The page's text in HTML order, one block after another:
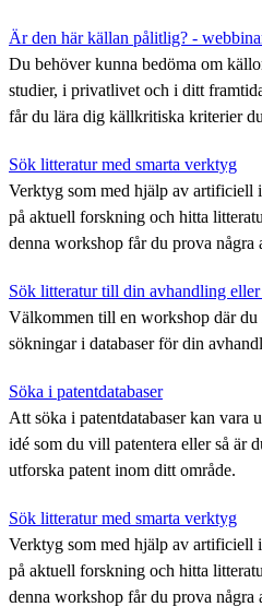
Är den här källan pålitlig? -
Du behöver kunna bedöma om
studier, i privatlivet och i ditt
får du lära dig källkritiska kriterier
Sök litteratur med smarta verktyg
Verktyg som med hjälp av artificiell
på aktuell forskning och hitta
denna workshop får du prova några
Sök litteratur till din avhandling
Välkommen till en workshop där du
sökningar i databaser för din
Söka i patentdatabaser
Att söka i patentdatabaser kan vara
idé som du vill patentera eller så är
utforska patent inom ditt område.
Sök litteratur med smarta verktyg
Verktyg som med hjälp av artificiell
på aktuell forskning och hitta
denna workshop får du prova några